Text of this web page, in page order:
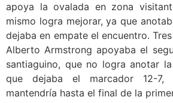
apoya la ovalada en zona
mismo logra mejorar, ya que
dejaba en empate el encuentro.
Alberto Armstrong apoyaba el
santiaguino, que no logra anotar
que dejaba el marcador 12-7,
mantendría hasta el final de la